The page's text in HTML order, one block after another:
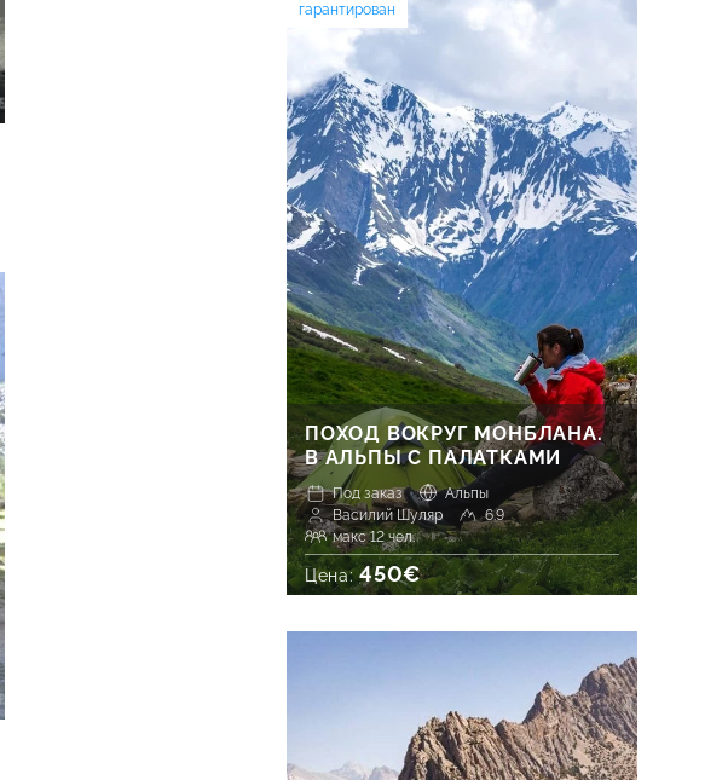
гарантирован
ПОХОД ВОКРУГ МОНБЛАНА.
В АЛЬПЫ С ПАЛАТКАМИ
Под заказ
Альпы
Василий Шуляр
6.9
макс 12 чел.
Цена:450€